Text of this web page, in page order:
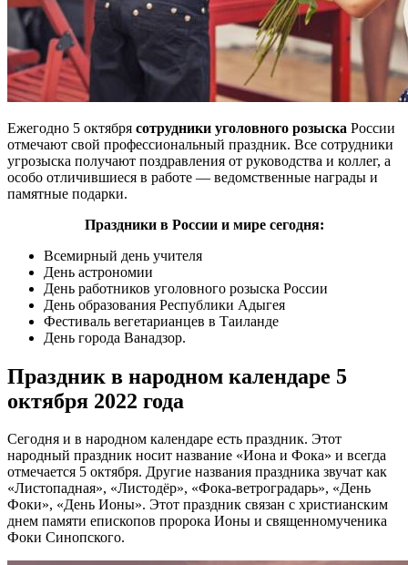
Ежегодно 5 октября сотрудники уголовного розыска России
отмечают свой профессиональный праздник. Все сотрудники
угрозыска получают поздравления от руководства и коллег, а
особо отличившиеся в работе — ведомственные награды и
памятные подарки.
Праздники в России и мире сегодня:
Всемирный день учителя
День астрономии
День работников уголовного розыска России
День образования Республики Адыгея
Фестиваль вегетарианцев в Таиланде
День города Ванадзор.
Праздник в народном календаре 5
октября 2022 года
Сегодня и в народном календаре есть праздник. Этот
народный праздник носит название «Иона и Фока» и всегда
отмечается 5 октября. Другие названия праздника звучат как
«Листопадная», «Листодёр», «Фока-ветроградарь», «День
Фоки», «День Ионы». Этот праздник связан с христианским
днем памяти епископов пророка Ионы и священномученика
Фоки Синопского.